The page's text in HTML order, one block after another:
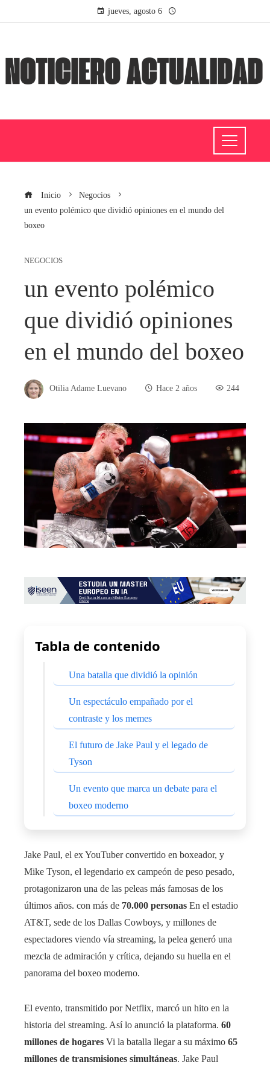
jueves, agosto 6
Inicio
Negocios
un evento polémico que dividió opiniones en el mundo del
boxeo
NEGOCIOS
un evento polémico
que dividió opiniones
en el mundo del boxeo
Otilia Adame Luevano Hace 2 años 244
Tabla de contenido
Una batalla que dividió la opinión
Un espectáculo empañado por el
contraste y los memes
El futuro de Jake Paul y el legado de
Tyson
Un evento que marca un debate para el
boxeo moderno
Jake Paul, el ex YouTuber convertido en boxeador, y
Mike Tyson, el legendario ex campeón de peso pesado,
protagonizaron una de las peleas más famosas de los
últimos años. con más de 70.000 personas En el estadio
AT&T, sede de los Dallas Cowboys, y millones de
espectadores viendo vía streaming, la pelea generó una
mezcla de admiración y crítica, dejando su huella en el
panorama del boxeo moderno.
El evento, transmitido por Netflix, marcó un hito en la
historia del streaming. Así lo anunció la plataforma. 60
millones de hogares Vi la batalla llegar a su máximo 65
millones de transmisiones simultáneas. Jake Paul